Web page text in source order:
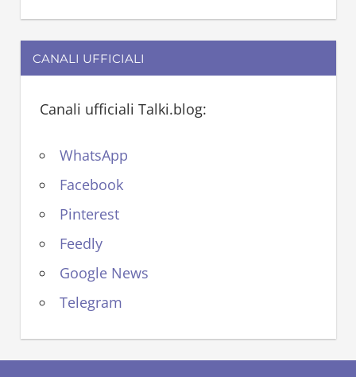
CANALI UFFICIALI
Canali ufficiali Talki.blog:
WhatsApp
Facebook
Pinterest
Feedly
Google News
Telegram